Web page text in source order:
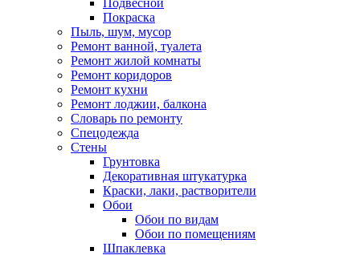
Подвесной
Покраска
Пыль, шум, мусор
Ремонт ванной, туалета
Ремонт жилой комнаты
Ремонт коридоров
Ремонт кухни
Ремонт лоджии, балкона
Словарь по ремонту
Спецодежда
Стены
Грунтовка
Декоративная штукатурка
Краски, лаки, растворители
Обои
Обои по видам
Обои по помещениям
Шпаклевка